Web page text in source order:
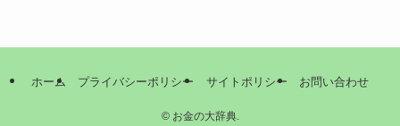
ホーム プライバシーポリシー サイトポリシー お問い合わせ
©お金の大辞典.